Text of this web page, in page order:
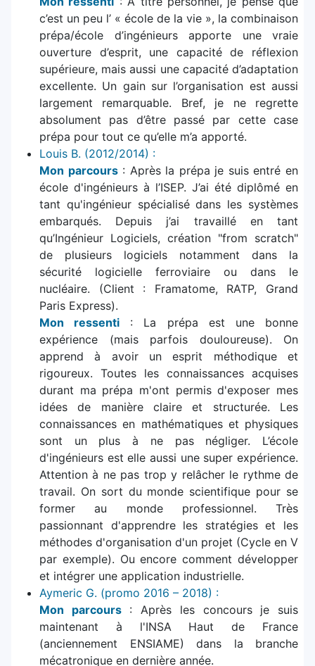
c’est un peu l’ « école de la vie », la combinaison
prépa/école d’ingénieurs apporte une vraie
ouverture d’esprit, une capacité de réflexion
supérieure, mais aussi une capacité d’adaptation
excellente. Un gain sur l’organisation est aussi
largement remarquable. Bref, je ne regrette
absolument pas d’être passé par cette case
prépa pour tout ce qu’elle m’a apporté.
Louis B. (2012/2014) :
Mon parcours: Après la prépa je suis entré en
école d'ingénieurs à l’ISEP. J’ai été diplômé en
tant qu'ingénieur spécialisé dans les systèmes
embarqués. Depuis j’ai travaillé en tant
qu’Ingénieur Logiciels, création "from scratch"
de plusieurs logiciels notamment dans la
sécurité logicielle ferroviaire ou dans le
nucléaire. (Client : Framatome, RATP, Grand
Paris Express).
Mon ressenti : La prépa est une bonne
expérience (mais parfois douloureuse). On
apprend à avoir un esprit méthodique et
rigoureux. Toutes les connaissances acquises
durant ma prépa m'ont permis d'exposer mes
idées de manière claire et structurée. Les
connaissances en mathématiques et physiques
sont un plus à ne pas négliger. L’école
d'ingénieurs est elle aussi une super expérience.
Attention à ne pas trop y relâcher le rythme de
travail. On sort du monde scientifique pour se
former au monde professionnel. Très
passionnant d'apprendre les stratégies et les
méthodes d'organisation d'un projet (Cycle en V
par exemple). Ou encore comment développer
et intégrer une application industrielle.
Aymeric G. (promo 2016 – 2018) :
Mon parcours: Après les concours je suis
maintenant à l'INSA Haut de France
(anciennement ENSIAME) dans la branche
mécatronique en dernière année.